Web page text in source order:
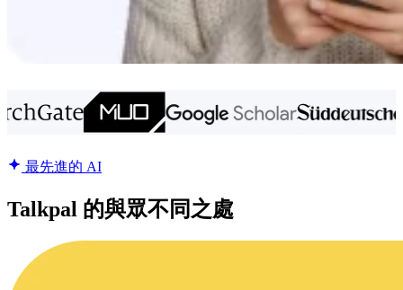
最先進的 AI
Talkpal 的與眾不同之處